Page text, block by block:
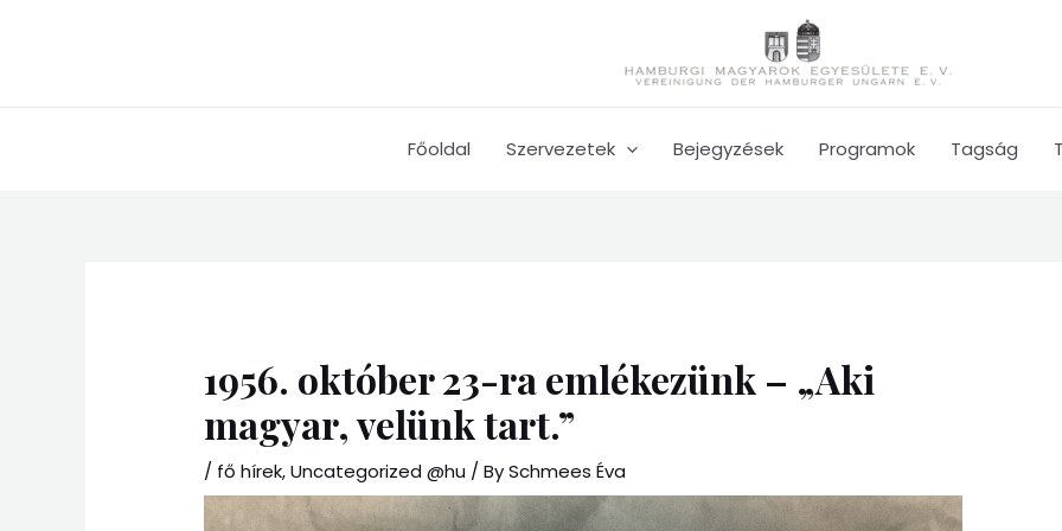
Főoldal Szervezetek Bejegyzések Programok Tagság
1956. október 23-ra emlékezünk – „Aki
magyar, velünk tart.”
/ fő hírek,Uncategorized @hu / BySchmees Éva